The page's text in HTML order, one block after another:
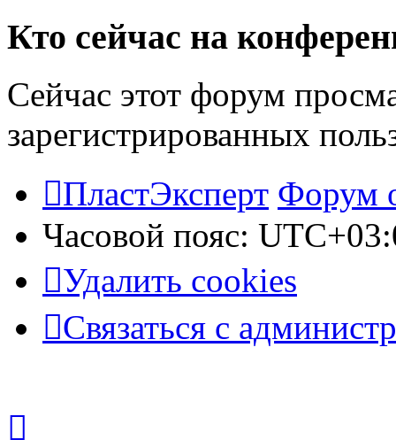
Кто сейчас на
Сейчас этот форум
зарегистрированных
ПластЭксперт Форум
Часовой пояс:
Удалить cookies
Связаться с